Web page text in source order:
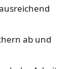
ab und